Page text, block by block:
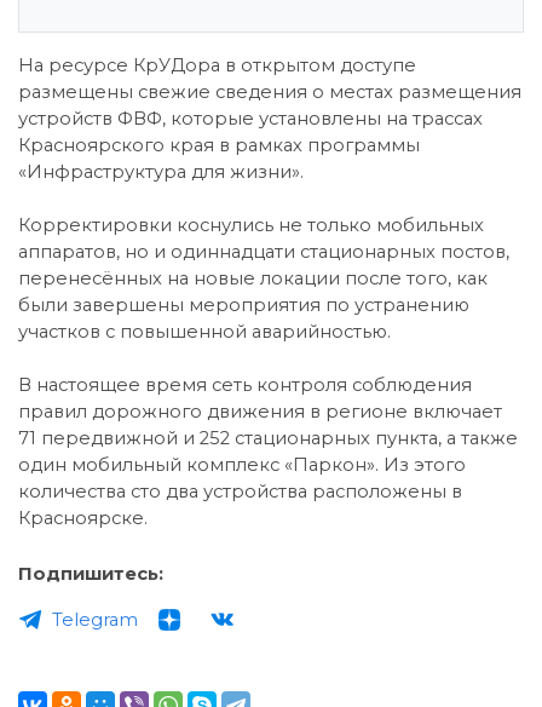
На ресурсе КрУДора в открытом доступе
размещены свежие сведения о местах размещения
устройств ФВФ, которые установлены на трассах
Красноярского края в рамках программы
«Инфраструктура для жизни».
Корректировки коснулись не только мобильных
аппаратов, но и одиннадцати стационарных постов,
перенесённых на новые локации после того, как
были завершены мероприятия по устранению
участков с повышенной аварийностью.
В настоящее время сеть контроля соблюдения
правил дорожного движения в регионе включает
71 передвижной и 252 стационарных пункта, а также
один мобильный комплекс «Паркон». Из этого
количества сто два устройства расположены в
Красноярске.
Подпишитесь:
Telegram